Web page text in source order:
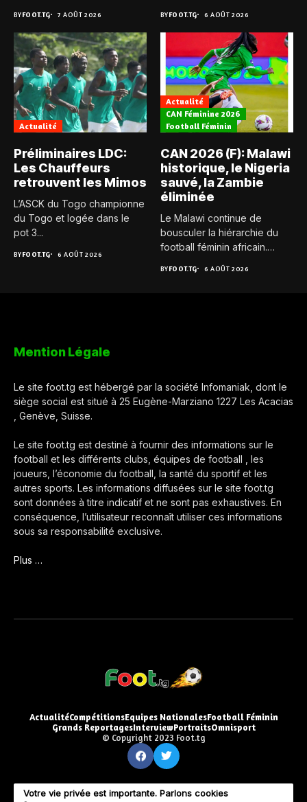
BYFOOT.TG 7 AOÛT 2026 BYFOOT.TG 6 AOÛT 2026
Actualité
Préliminaires LDC:
Les Chauffeurs
retrouvent les Mimos
L’ASCK du Togo championne
du Togo et logée dans le
pot 3...
BYFOOT.TG 6 AOÛT 2026
Actualité
CAN Féminine 2026
Football Féminin
CAN 2026 (F): Malawi
historique, le Nigeria
sauvé, la Zambie
éliminée
Le Malawi continue de
bousculer la hiérarchie du
football féminin africain.
BYFOOT.TG 6 AOÛT 2026
Mention Légale
Le site foot.tg est hébergé par la société Infomaniak, dont le
siège social est situé à 25 Eugène-Marziano 1227 Les Acacias
, Genève, Suisse.
Le site foot.tg est destiné à fournir des informations sur le
football et les différents clubs, équipes de football , les
joueurs, l’économie du football, la santé du sportif et les
autres sports. Les informations diffusées sur le site foot.tg
sont données à titre indicatif et ne sont pas exhaustives. En
conséquence, l’utilisateur reconnaît utiliser ces informations
sous sa responsabilité exclusive.
Plus …
ActualitéCompétitionsEquipes NationalesFootball Féminin
Grands ReportagesInterviewPortraitsOmnisport
© Copyright 2023 Foot.tg
Votre vie privée est importante. Parlons cookies